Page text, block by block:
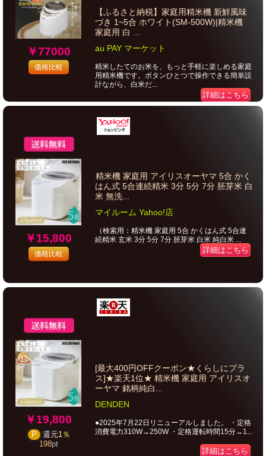
￥77000
価格比較
【ふるさと納税】家庭用精米機 新鮮風味
づき 1~5合 ホワイト(SM-500W)|精米機
家庭用 白 ...
au PAY マーケット
精米したてのお米を、もっと手軽に楽しめる家庭
用精米機です。ボタンひとつで操作できる簡単設
計ながら、白米だ...
詳細はこちら
￥15,800
価格比較
精米機 家庭用 アイリスオーヤマ 5合 かく
はん式 5合連続精米 3分 5分 7分 胚芽米 白
米 無洗...
マイルーム Yahoo!店
（検索用：精米機 家庭用 5合 かくはん式 5合連
続精米 玄米 3分 5分 7分 胚芽米 白米 純白米 ...
詳細はこちら
￥19,800
P 還元1％
198pt
[最大400円OFFクーポン★くらしにプラ
ス]★楽天1位★ 精米機 家庭用 アイリスオ
ーヤマ 銘柄純白...
DENDEN
●2025年7月22日リニューアルしました。 ・定格
消費電力310W→250W ・定格運転時間15分→1...
詳細はこちら